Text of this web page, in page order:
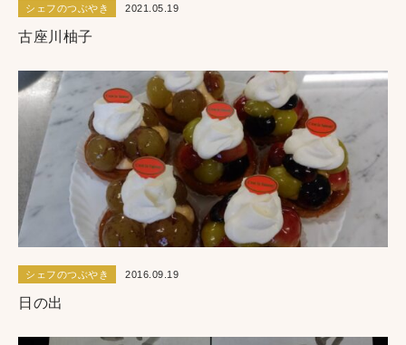
シェフのつぶやき 2021.05.19
古座川柚子
シェフのつぶやき 2016.09.19
日の出